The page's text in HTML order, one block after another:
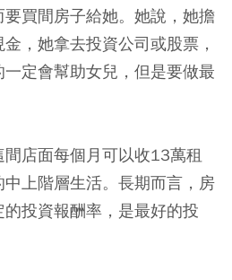
買間房子給她。她說，她擔
，她拿去投資公司或股票，
定會幫助女兒，但是要做最
店面每個月可以收13萬租
上階層生活。長期而言，房
投資報酬率，是最好的投